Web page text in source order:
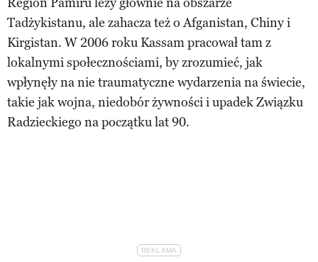
Tadżykistanu, ale zahacza też o Afganistan, Chiny i
Kirgistan. W 2006 roku Kassam pracował tam z
lokalnymi społecznościami, by zrozumieć, jak
wpłynęły na nie traumatyczne wydarzenia na świecie,
takie jak wojna, niedobór żywności i upadek Związku
Radzieckiego na początku lat 90.